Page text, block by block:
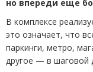
но впереди еще
В комплексе
это означает, что
паркинги, метро,
другое — в шаговой